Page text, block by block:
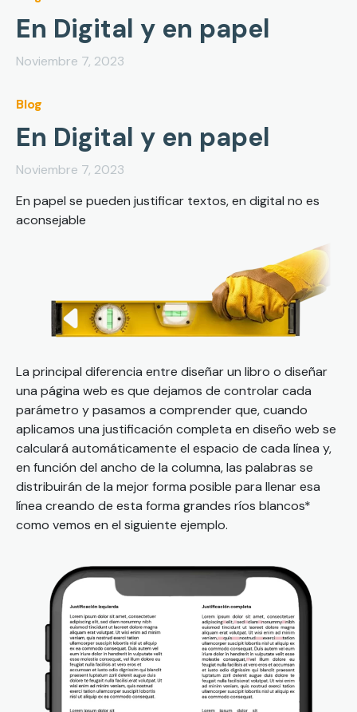
En Digital y en papel
Noviembre 7, 2023
Blog
En Digital y en papel
Noviembre 7, 2023
En papel se pueden justificar textos, en digital no es
aconsejable
La principal diferencia entre diseñar un libro o diseñar
una página web es que dejamos de controlar cada
parámetro y pasamos a comprender que, cuando
aplicamos una justificación completa en diseño web se
calculará automáticamente el espacio de cada línea y,
en función del ancho de la columna, las palabras se
distribuirán de la mejor forma posible para llenar esa
línea creando de esta forma grandes ríos blancos*
como vemos en el siguiente ejemplo.